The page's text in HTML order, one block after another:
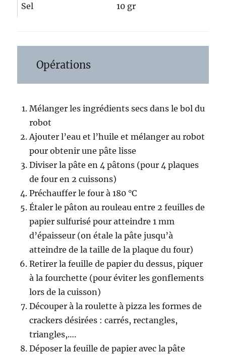
Sel 10 gr
Opérations
Mélanger les ingrédients secs dans le bol du
robot
Ajouter l’eau et l’huile et mélanger au robot
pour obtenir une pâte lisse
Diviser la pâte en 4 pâtons (pour 4 plaques
de four en 2 cuissons)
Préchauffer le four à 180 °C
Étaler le pâton au rouleau entre 2 feuilles de
papier sulfurisé pour atteindre 1 mm
d’épaisseur (on étale la pâte jusqu’à
atteindre de la taille de la plaque du four)
Retirer la feuille de papier du dessus, piquer
à la fourchette (pour éviter les gonflements
lors de la cuisson)
Découper à la roulette à pizza les formes de
crackers désirées : carrés, rectangles,
triangles,….
Déposer la feuille de papier avec la pâte